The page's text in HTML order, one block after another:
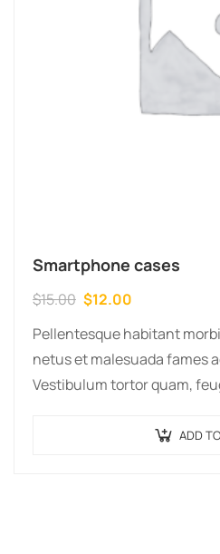
Smartphone cases
$15.00 $12.00
Pellentesque habitant
netus et malesuada fames
Vestibulum tortor quam,
ADD